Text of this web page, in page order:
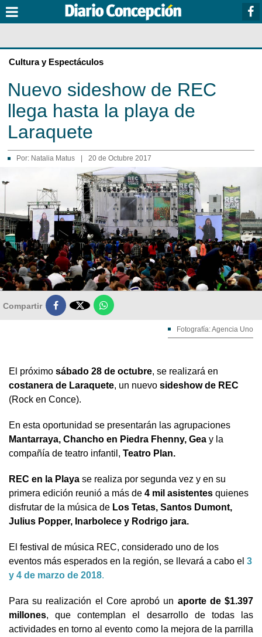
Cultura y Espectáculos
Nuevo sideshow de REC
llega hasta la playa de
Laraquete
Por: Natalia Matus 20 de Octubre 2017
Compartir 
Fotografía: Agencia Uno
El próximo sábado 28 de octubre, se realizará en
costanera de Laraquete, un nuevo sideshow de REC
(Rock en Conce).
En esta oportunidad se presentarán las agrupaciones
Mantarraya, Chancho en Piedra Fhenny, Gea y la
compañía de teatro infantil, Teatro Plan.
REC en la Playa se realiza por segunda vez y en su
primera edición reunió a más de 4 mil asistentes quienes
disfrutar de la música de Los Tetas, Santos Dumont,
Julius Popper, Inarbolece y Rodrigo jara.
El festival de música REC, considerado uno de los
eventos más esperados en la región, se llevará a cabo el 3
y 4 de marzo de 2018.
Para su realización el Core aprobó un aporte de $1.397
millones, que contemplan el desarrollo de todas las
actividades en torno al evento como la mejora de la parrilla